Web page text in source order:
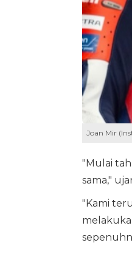
Joan Mir
"Mulai
sama,"
"Kami